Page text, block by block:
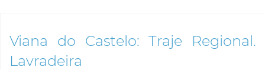
Viana do Castelo: Traje Regional.
Lavradeira